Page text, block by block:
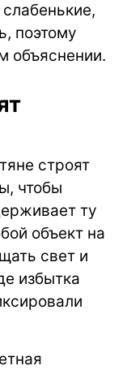
поэтому
объяснении.
строят
чтобы
ту
объект на
свет и
избытка